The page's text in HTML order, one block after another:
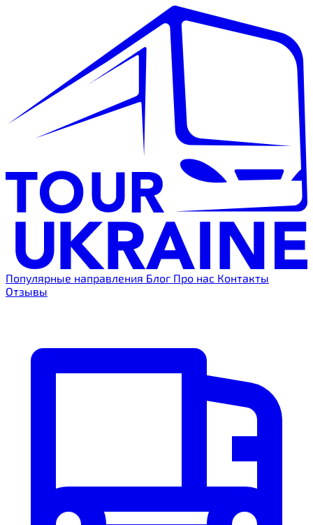
Популярные направления Блог Про нас Контакты
Отзывы